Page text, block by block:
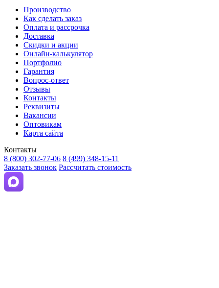
Производство
Как сделать заказ
Оплата и рассрочка
Доставка
Скидки и акции
Онлайн-калькулятор
Портфолио
Гарантия
Вопрос-ответ
Отзывы
Контакты
Реквизиты
Вакансии
Оптовикам
Карта сайта
Контакты
8 (800) 302-77-06 8 (499) 348-15-11
Заказать звонок Рассчитать стоимость